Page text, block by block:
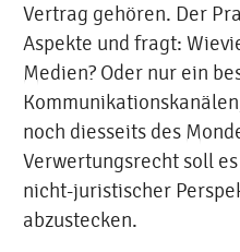
Vertrag gehören. Der
Aspekte und fragt:
Medien? Oder nur ein
noch diesseits des
Verwertungsrecht soll
nicht-juristischer
abzustecken.